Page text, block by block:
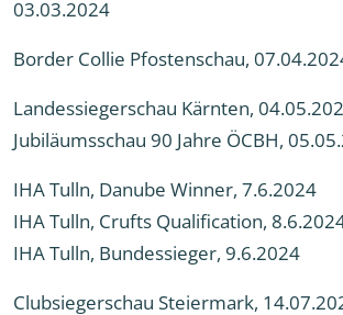
03.03.2024
Border Collie Pfostenschau,
Landessiegerschau Kärnten,
Jubiläumsschau 90 Jahre ÖCBH,
IHA Tulln, Danube Winner, 7.6.2024
IHA Tulln, Crufts Qualification,
IHA Tulln, Bundessieger, 9.6.2024
Clubsiegerschau Steiermark,